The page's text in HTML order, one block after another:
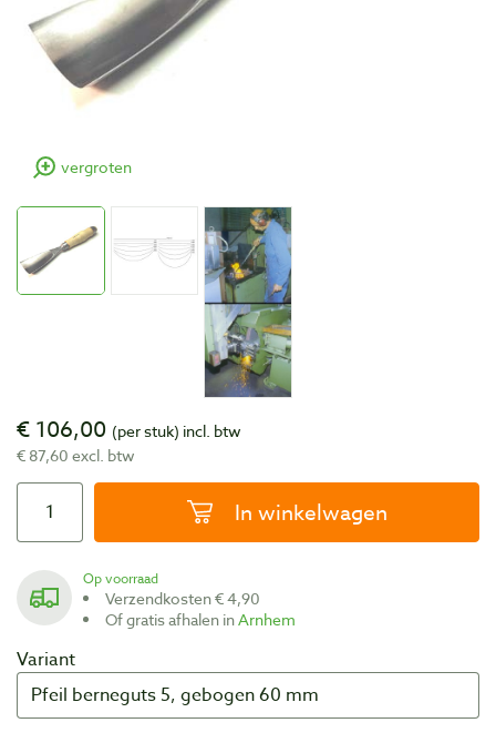
vergroten
€ 106,00 (per stuk) incl. btw
€ 87,60 excl. btw
In winkelwagen
Op voorraad
Verzendkosten € 4,90
Of gratis afhalen inArnhem
Variant